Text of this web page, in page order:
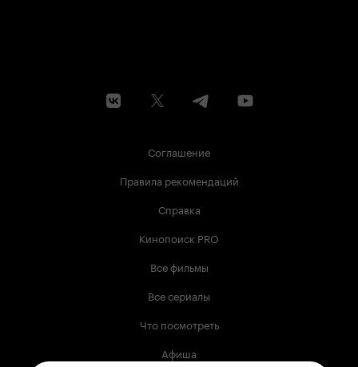
Соглашение
Правила рекомендаций
Справка
Кинопоиск PRO
Все фильмы
Все сериалы
Что посмотреть
Афиша